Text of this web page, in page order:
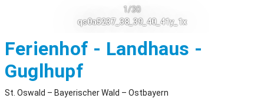
1/30
qs0a5237_38_39_40_41y_1x
Ferienhof - Landhaus -
GuglhupfSt. Oswald
St. Oswald – Bayerischer Wald – Ostbayern